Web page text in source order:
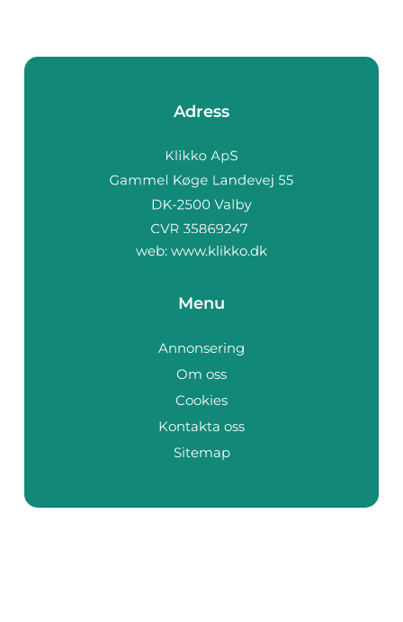
Adress
web: www.klikko.dk
Menu
Annonsering
Om oss
Cookies
Kontakta oss
Sitemap